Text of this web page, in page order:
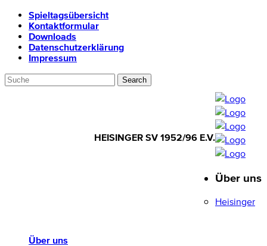
Spieltagsübersicht
Kontaktformular
Downloads
Datenschutzerklärung
Impressum
HEISINGER SV 1952/96 E.V.
1952/96 E.V.
Über uns
Über uns
Heisinger